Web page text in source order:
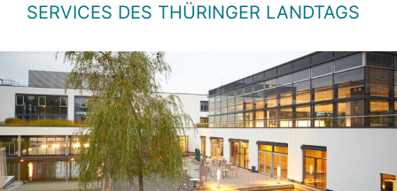
SERVICES DES THÜRINGER LANDTAGS